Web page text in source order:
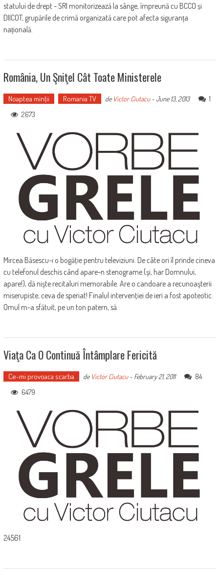
statului de drept - SRI monitorizează la sânge, împreună cu BCCO și
DIICOT, grupările de crimă organizată care pot afecta siguranța
națională.
România, Un Şniţel Cât Toate Ministerele
Noaptea minţii Romania TV de Victor Ciutacu-June 13, 2013
1
2673
Mircea Băsescu-i o bogăţie pentru televiziuni. De câte ori îl prinde cineva
cu telefonul deschis când apare-n stenograme (şi, har Domnului,
apare!), dă nişte recitaluri memorabile. Are o candoare a recunoaşterii
miserupiste, ceva de speriat! Finalul intervenţiei de ieri a fost apoteotic.
Omul m-a sfătuit, pe un ton patern, să
Viaţa Ca O Continuă Întâmplare Fericită
Ce-mi provoaca scarba de Victor Ciutacu- February 21, 2011
84
6479
24561